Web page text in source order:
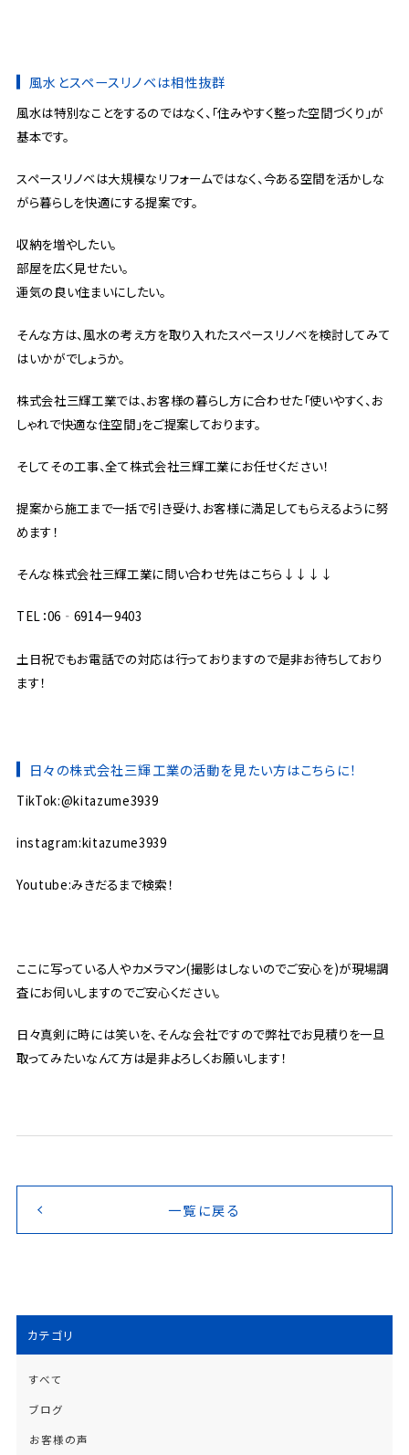
風水とスペースリノベは相性抜群
風水は特別なことをするのではなく、「住みやすく整った空間づくり」が
基本です。
スペースリノベは大規模なリフォームではなく、今ある空間を活かしな
がら暮らしを快適にする提案です。
収納を増やしたい。
部屋を広く見せたい。
運気の良い住まいにしたい。
そんな方は、風水の考え方を取り入れたスペースリノベを検討してみて
はいかがでしょうか。
株式会社三輝工業では、お客様の暮らし方に合わせた「使いやすく、お
しゃれで快適な住空間」をご提案しております。
そしてその工事、全て株式会社三輝工業にお任せください！
提案から施工まで一括で引き受け、お客様に満足してもらえるように努
めます！
そんな株式会社三輝工業に問い合わせ先はこちら↓↓↓↓
TEL：06‐6914ー9403
土日祝でもお電話での対応は行っておりますので是非お待ちしており
ます！
日々の株式会社三輝工業の活動を見たい方はこちらに！
TikTok:@kitazume3939
instagram:kitazume3939
Youtube:みきだるまで検索！
ここに写っている人やカメラマン(撮影はしないのでご安心を)が現場調
査にお伺いしますのでご安心ください。
日々真剣に時には笑いを、そんな会社ですので弊社でお見積りを一旦
取ってみたいなんて方は是非よろしくお願いします！
一覧に戻る
カテゴリ
すべて
ブログ
お客様の声